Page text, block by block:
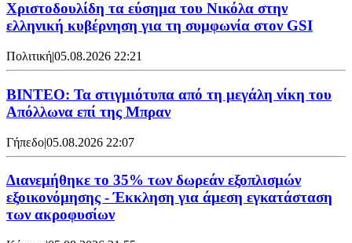
Χριστοδουλίδη τα εύσημα του Νικόλα στην
ελληνική κυβέρνηση για τη συμφωνία στον GSI
Πολιτική|05.08.2026 22:21
ΒΙΝΤΕΟ: Τα στιγμιότυπα από τη μεγάλη νίκη του
Απόλλωνα επί της Μπραν
Γήπεδο|05.08.2026 22:07
Διανεμήθηκε το 35% των δωρεάν εξοπλισμών
εξοικονόμησης - Έκκληση για άμεση εγκατάσταση
των ακροφυσίων